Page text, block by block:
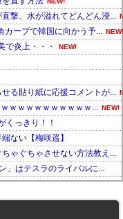
撃、水が溢れてどんどん浸...
ーブで韓国に向かう予... NEW!
で炎上・・・ NEW!
る貼り紙に応援コメントが...
ｗｗｗｗｗｗｗｗｗｗ... NEW!
っきり！！
ない【梅咲遥】
ゃぐちゃさせない方法教え...
」はテスラのライバルに...